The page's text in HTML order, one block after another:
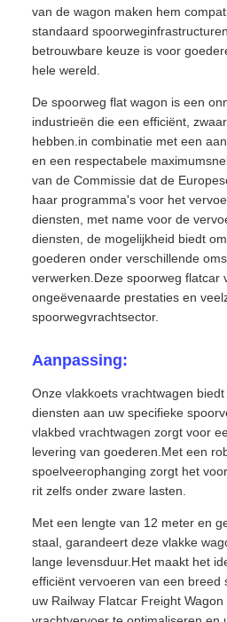
van de wagon maken hem
standaard
betrouwbare keuze is voor
hele wereld.
De spoorweg flat wagon is een
industrieën die een efficiënt,
hebben.in combinatie met een
en een respectabele
van de Commissie dat de
haar programma's voor het
diensten, met name voor de
diensten, de mogelijkheid biedt
goederen onder verschillende
verwerken.Deze spoorweg flatcar
ongeëvenaarde prestaties en
spoorwegvrachtsector.
Aanpassing:
Onze vlakkoets vrachtwagen
diensten aan uw specifieke
vlakbed vrachtwagen zorgt voor
levering van goederen.Met een
spoelveerophanging zorgt het
rit zelfs onder zware lasten.
Met een lengte van 12 meter en
staal, garandeert deze vlakke
lange levensduur.Het maakt het
efficiënt vervoeren van een breed
uw Railway Flatcar Freight